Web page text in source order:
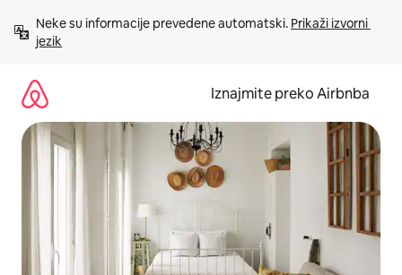
sadržaj
Neke su informacije prevedene automatski. Prikaži izvorni
jezik
Iznajmite preko Airbnba